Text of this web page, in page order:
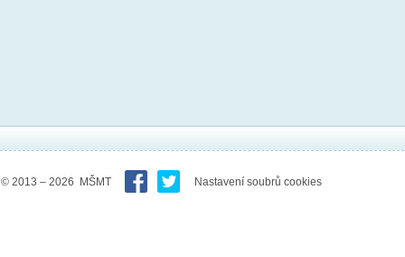
© 2013 – 2026 MŠMT Nastavení soubrů cookies